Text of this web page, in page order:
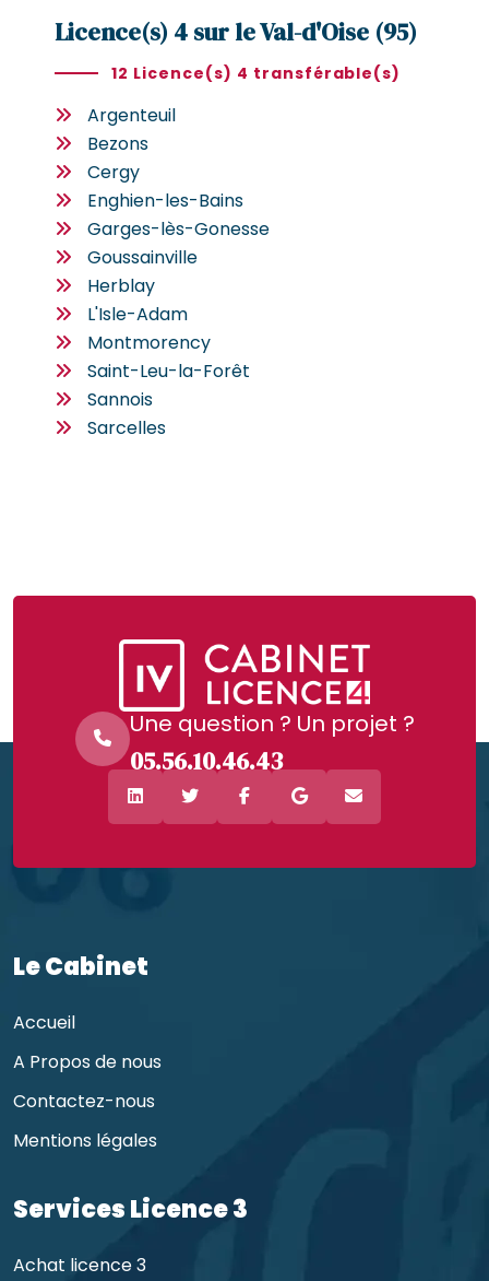
Licence(s) 4 sur le Val-d'Oise (95)
12 Licence(s) 4 transférable(s)
Argenteuil
Bezons
Cergy
Enghien-les-Bains
Garges-lès-Gonesse
Goussainville
Herblay
L'Isle-Adam
Montmorency
Saint-Leu-la-Forêt
Sannois
Sarcelles
Une question ? Un projet ?
05.56.10.46.43
Le Cabinet
Accueil
A Propos de nous
Contactez-nous
Mentions légales
Services Licence 3
Achat licence 3